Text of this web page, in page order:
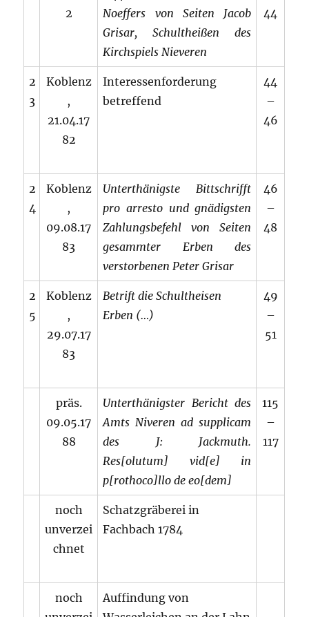
2
Noeffers von Seiten Jacob
Grisar, Schultheißen des
Kirchspiels Nieveren
44
2
3
Koblenz
,
21.04.17
82
Interessenforderung
betreffend
44
–
46
2
4
Koblenz
,
09.08.17
83
Unterthänigste Bittschrifft
pro arresto und gnädigsten
Zahlungsbefehl von Seiten
gesammter Erben des
verstorbenen Peter Grisar
46
–
48
2
5
Koblenz
,
29.07.17
83
Betrift die Schultheisen
Erben (…)
49
–
51
präs.
09.05.17
88
Unterthänigster Bericht des
Amts Niveren ad supplicam
des J: Jackmuth.
Res[olutum] vid[e] in
p[rothoco]llo de eo[dem]
115
–
117
noch
unverzei
chnet
Schatzgräberei in
Fachbach 1784
noch
Auffindung von